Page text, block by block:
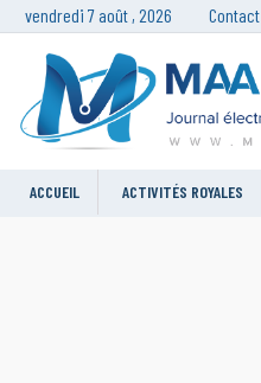
vendredi 7 août , 2026 Contact
ACCUEIL ACTIVITÉS ROYALES